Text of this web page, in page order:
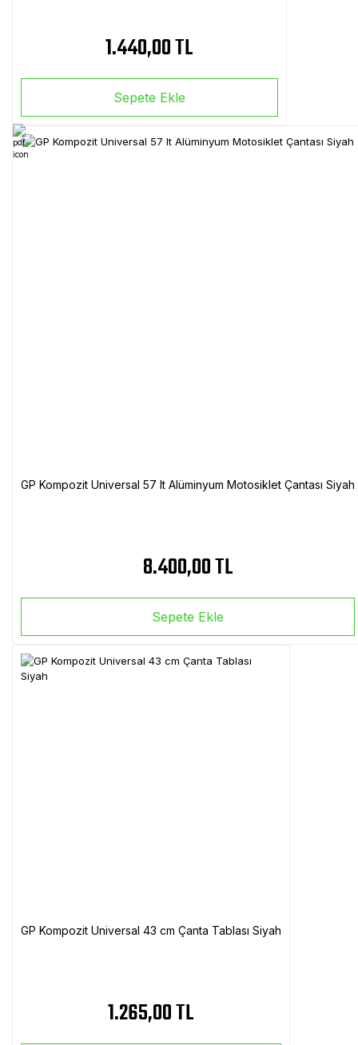
1.440,00 TL
Sepete Ekle
GP Kompozit Universal 57 lt Alüminyum Motosiklet Çantası Siyah
8.400,00 TL
Sepete Ekle
GP Kompozit Universal 43 cm Çanta Tablası Siyah
1.265,00 TL